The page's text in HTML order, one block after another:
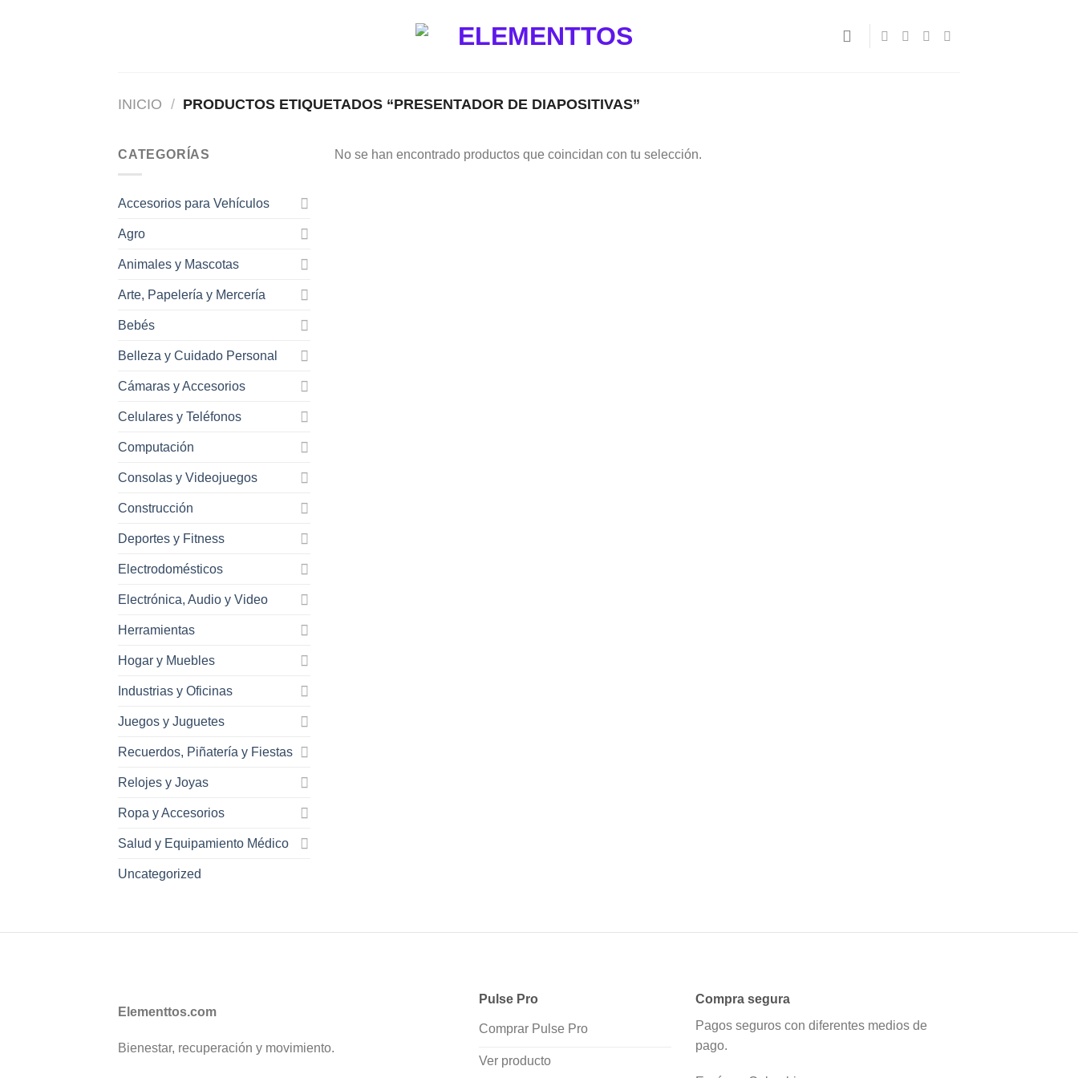
INICIO / PRODUCTOS ETIQUETADOS “PRESENTADOR DE DIAPOSITIVAS”
CATEGORÍAS
Accesorios para Vehículos
Agro
Animales y Mascotas
Arte, Papelería y Mercería
Bebés
Belleza y Cuidado Personal
Cámaras y Accesorios
Celulares y Teléfonos
Computación
Consolas y Videojuegos
Construcción
Deportes y Fitness
Electrodomésticos
Electrónica, Audio y Video
Herramientas
Hogar y Muebles
Industrias y Oficinas
Juegos y Juguetes
Recuerdos, Piñatería y Fiestas
Relojes y Joyas
Ropa y Accesorios
Salud y Equipamiento Médico
Uncategorized
No se han encontrado productos que coincidan con tu selección.
Elementtos.com
Bienestar, recuperación y movimiento.
Pulse Pro
Comprar Pulse Pro
Ver producto
Compra segura
Pagos seguros con diferentes medios de
pago.